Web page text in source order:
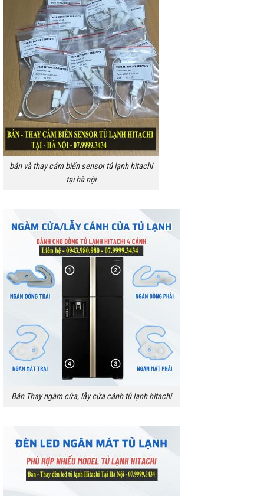
bán và thay cảm biến sensor tủ lạnh hitachi
tại hà nội
Bán Thay ngàm cửa, lẫy cửa cánh tủ lạnh hitachi